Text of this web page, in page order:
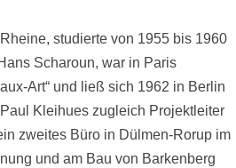
studierte von 1955 bis 1960
Scharoun, war in Paris
Art“ und ließ sich 1962 in Berlin
Kleihues zugleich Projektleiter
zweites Büro in Dülmen-Rorup im
und am Bau von Barkenberg